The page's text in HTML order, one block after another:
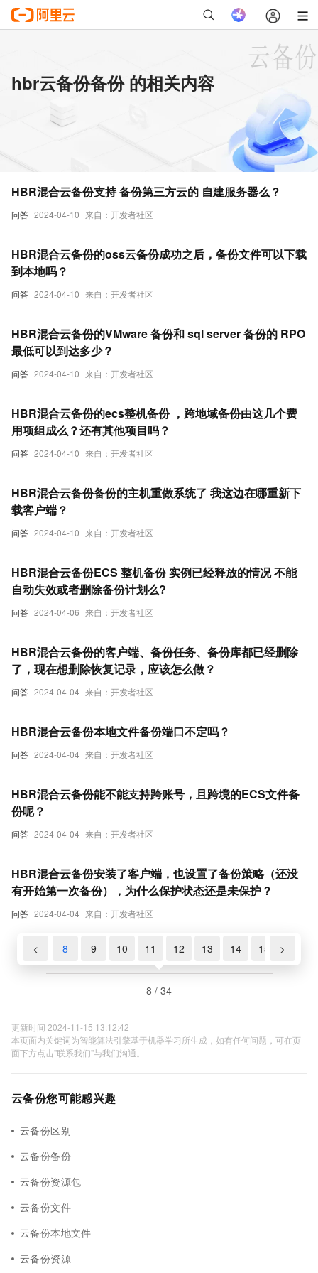
hbr云备份备份 的相关内容
问答 2024-04-10 来自：开发者社区
HBR混合云备份支持 备份第三方云的 自建服务器么？
问答 2024-04-10 来自：开发者社区
HBR混合云备份的oss云备份成功之后，备份文件可以下载
到本地吗？
问答 2024-04-10 来自：开发者社区
HBR混合云备份的VMware 备份和 sql server 备份的 RPO
最低可以到达多少？
问答 2024-04-10 来自：开发者社区
HBR混合云备份的ecs整机备份 ，跨地域备份由这几个费
用项组成么？还有其他项目吗？
问答 2024-04-10 来自：开发者社区
HBR混合云备份备份的主机重做系统了 我这边在哪重新下
载客户端？
问答 2024-04-06 来自：开发者社区
HBR混合云备份ECS 整机备份 实例已经释放的情况 不能
自动失效或者删除备份计划么?
问答 2024-04-04 来自：开发者社区
HBR混合云备份的客户端、备份任务、备份库都已经删除
了，现在想删除恢复记录，应该怎么做？
问答 2024-04-04 来自：开发者社区
HBR混合云备份本地文件备份端口不定吗？
问答 2024-04-04 来自：开发者社区
HBR混合云备份能不能支持跨账号，且跨境的ECS文件备
份呢？
问答 2024-04-04 来自：开发者社区
HBR混合云备份安装了客户端，也设置了备份策略（还没
有开始第一次备份），为什么保护状态还是未保护？
<
7 8 9 10 11 12 13 14 15 >
8 / 34
更新时间 2024-11-15 13:12:42
本页面内关键词为智能算法引擎基于机器学习所生成，如有任何问题，可在页
面下方点击"联系我们"与我们沟通。
云备份您可能感兴趣
云备份区别
云备份备份
云备份资源包
云备份文件
云备份本地文件
云备份资源